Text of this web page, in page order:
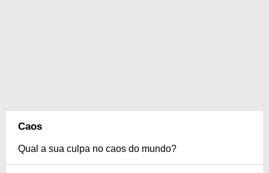
Caos
Qual a sua culpa no caos do mundo?